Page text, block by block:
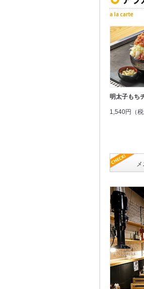
明太子もち
1,540円（税